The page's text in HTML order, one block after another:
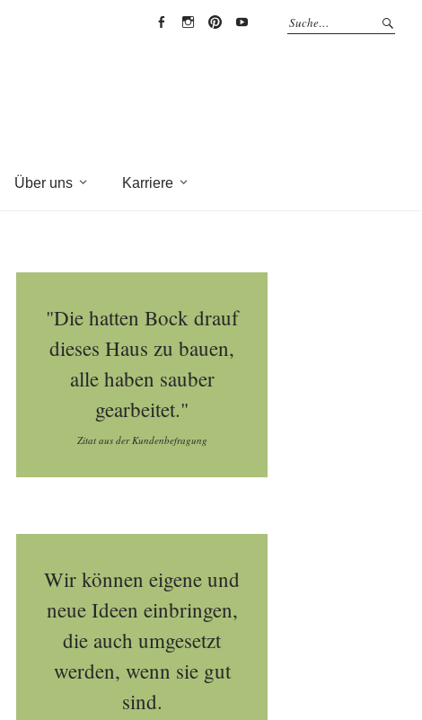
Über uns Karriere
"Die hatten Bock drauf
dieses Haus zu bauen,
alle haben sauber
gearbeitet."
Zitat aus der Kundenbefragung
Wir können eigene und
neue Ideen einbringen,
die auch umgesetzt
werden, wenn sie gut
sind.